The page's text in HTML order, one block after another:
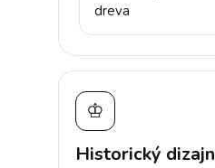
dreva
♔
Historický dizajn